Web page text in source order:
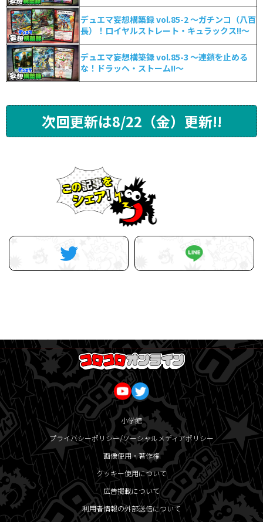
デュエマ妄想構築録 vol.85-2 ～ガチンコ（八百
長）！ロイヤルストレート・キュラックス!!～
デュエマ妄想構築録 vol.85-3 ～連鎖を止める
な！ドラッヘ・ストーム!!～
次回更新は8/22（金）更新!!
小学館
プライバシーポリシー/ソーシャルメディアポリシー
画像使用・著作権
クッキー使用について
広告掲載について
利用者情報の外部送信について